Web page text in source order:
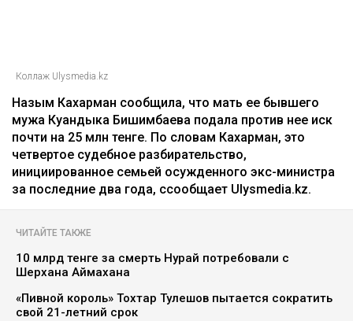
Коллаж Ulysmedia.kz
Назым Кахарман сообщила, что мать ее бывшего
мужа Куандыка Бишимбаева подала против нее иск
почти на 25 млн тенге. По словам Кахарман, это
четвертое судебное разбирательство,
инициированное семьей осужденного экс-министра
за последние два года, ссообщает Ulysmedia.kz.
ЧИТАЙТЕ ТАКЖЕ
10 млрд тенге за смерть Нурай потребовали с
Шерхана Аймахана
«Пивной король» Тохтар Тулешов пытается сократить
свой 21-летний срок